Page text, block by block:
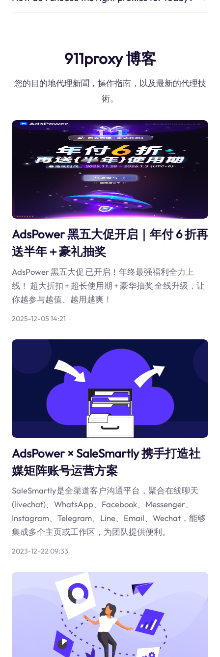
911proxy 博客
您的目的地代理新聞，操作指南，以及最新的代理技
術。
AdsPower 黑五大促开启｜年付 6 折再
送半年＋豪礼抽奖
AdsPower 黑五大促 已开启！年终最强福利全力上
线！ 超大折扣 + 超长使用期 + 豪华抽奖 全线升级，让
你越参与越值、越用越爽！
2025-12-05 14:21
AdsPower × SaleSmartly 携手打造社
媒矩阵账号运营方案
SaleSmartly是全渠道客户沟通平台，聚合在线聊天
(livechat)、WhatsApp、Facebook、Messenger、
Instagram、Telegram、Line、Email、Wechat，能够
集成多个主页或工作区，为团队提供便利。
2023-12-22 09:33